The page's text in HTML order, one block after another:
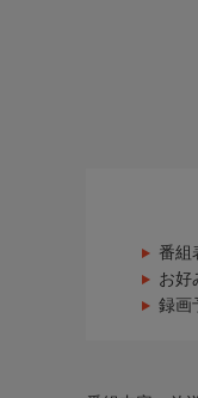
番組
お好
録画